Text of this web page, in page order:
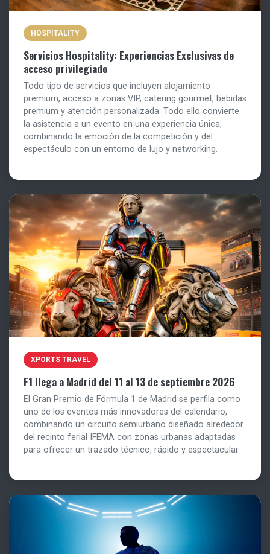
HOSPITALITY
Servicios Hospitality: Experiencias Exclusivas de
acceso privilegiado
Todo tipo de servicios que incluyen alojamiento
premium, acceso a zonas VIP, catering gourmet, bebidas
premium y atención personalizada. Todo ello convierte
la asistencia a un evento en una experiencia única,
combinando la emoción de la competición y del
espectáculo con un entorno de lujo y networking.
XPORTS TRAVEL
F1 llega a Madrid del 11 al 13 de septiembre 2026
El Gran Premio de Fórmula 1 de Madrid se perfila como
uno de los eventos más innovadores del calendario,
combinando un circuito semiurbano diseñado alrededor
del recinto ferial IFEMA con zonas urbanas adaptadas
para ofrecer un trazado técnico, rápido y espectacular.